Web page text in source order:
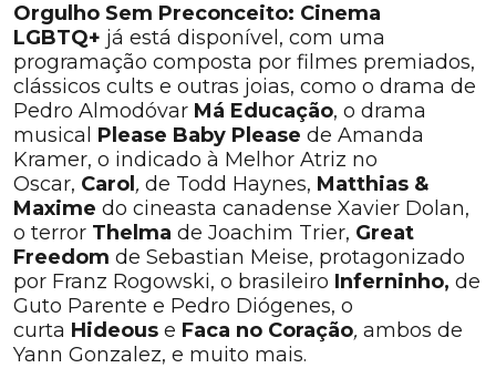
Orgulho Sem Preconceito: Cinema
LGBTQ+ já está disponível, com uma
programação composta por filmes premiados,
clássicos cults e outras joias, como o drama de
Pedro Almodóvar Má Educação, o drama
musical Please Baby Please de Amanda
Kramer, o indicado à Melhor Atriz no
Oscar, Carol , de Todd Haynes, Matthias &
Maxime do cineasta canadense Xavier Dolan,
o terror Thelma de Joachim Trier, Great
Freedom de Sebastian Meise, protagonizado
por Franz Rogowski, o brasileiro Inferninho, de
Guto Parente e Pedro Diógenes, o
curta Hideous e Faca no Coração, ambos de
Yann Gonzalez, e muito mais.